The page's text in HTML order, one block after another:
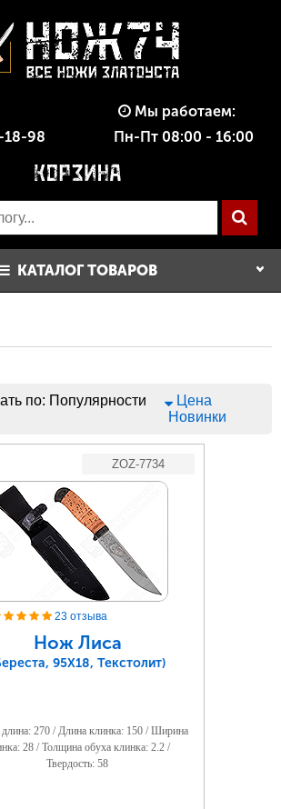
18-98
Мы работаем:
Пн-Пт 08:00 - 16:00
КАТАЛОГ ТОВАРОВ
по: Популярности
Цена
Новинки
ZOZ-7734
23 отзыва
Нож Лиса
95Х18, Текстолит)
270 / Длина клинка: 150 / Ширина
28 / Толщина обуха клинка: 2.2 /
Твердость: 58